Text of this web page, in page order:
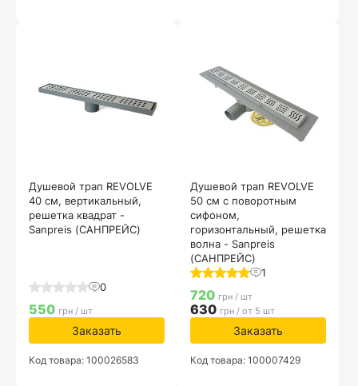
Душевой трап REVOLVE
40 см, вертикальный,
решетка квадрат -
Sanpreis (САНПРЕЙС)
0
550 грн / шт
Заказать
Код товара: 100026583
Душевой трап REVOLVE
50 см с поворотным
сифоном,
горизонтальный, решетка
волна - Sanpreis
(САНПРЕЙС)
1
720 грн / шт
630 грн / от 5 шт
Заказать
Код товара: 100007429